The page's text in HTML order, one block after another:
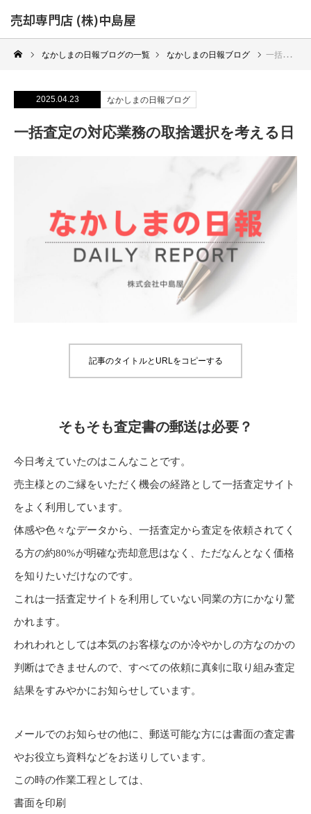
売却専門店 (株)中島屋
なかしまの日報ブログの一覧 なかしまの日報ブログ 一括査定の対応業務の取捨選択を考える日
2025.04.23 なかしまの日報ブログ
一括査定の対応業務の取捨選択を考える日
記事のタイトルとURLをコピーする
そもそも査定書の郵送は必要？
今日考えていたのはこんなことです。
売主様とのご縁をいただく機会の経路として一括査定サイト
をよく利用しています。
体感や色々なデータから、一括査定から査定を依頼されてく
る方の約80%が明確な売却意思はなく、ただなんとなく価格
を知りたいだけなのです。
これは一括査定サイトを利用していない同業の方にかなり驚
かれます。
われわれとしては本気のお客様なのか冷やかしの方なのかの
判断はできませんので、すべての依頼に真剣に取り組み査定
結果をすみやかにお知らせしています。
メールでのお知らせの他に、郵送可能な方には書面の査定書
やお役立ち資料などをお送りしています。
この時の作業工程としては、
書面を印刷